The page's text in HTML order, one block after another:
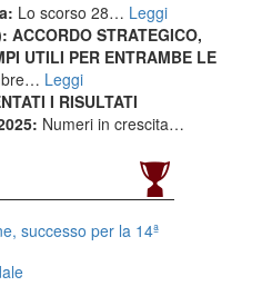
Lo scorso 28… Leggi
ACCORDO STRATEGICO,
UTILI PER ENTRAMBE LE
Leggi
I RISULTATI
Numeri in crescita…
successo per la 14ª